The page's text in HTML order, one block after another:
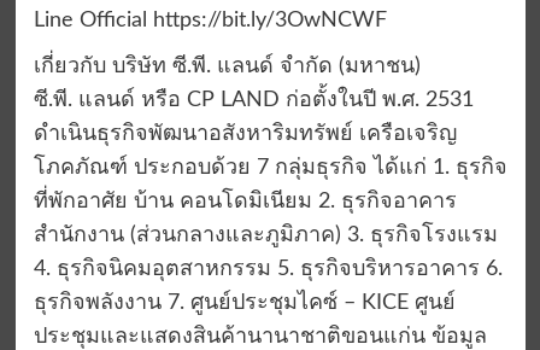
Line Official https://bit.ly/3OwNCWF
เกี่ยวกับ บริษัท ซี.พี. แลนด์ จำกัด (มหาชน)
ซี.พี. แลนด์ หรือ CP LAND ก่อตั้งในปี พ.ศ. 2531
ดำเนินธุรกิจพัฒนาอสังหาริมทรัพย์ เครือเจริญ
โภคภัณฑ์ ประกอบด้วย 7 กลุ่มธุรกิจ ได้แก่ 1. ธุรกิจ
ที่พักอาศัย บ้าน คอนโดมิเนียม 2. ธุรกิจอาคาร
สำนักงาน (ส่วนกลางและภูมิภาค) 3. ธุรกิจโรงแรม
4. ธุรกิจนิคมอุตสาหกรรม 5. ธุรกิจบริหารอาคาร 6.
ธุรกิจพลังงาน 7. ศูนย์ประชุมไคซ์ – KICE ศูนย์
ประชุมและแสดงสินค้านานาชาติขอนแก่น ข้อมูล